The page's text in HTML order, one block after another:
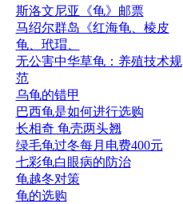
斯洛文尼亚《龟》邮票
马绍尔群岛《红海龟、棱皮
龟、玳瑁、
无公害中华草龟：养殖技术规
范
乌龟的错甲
巴西龟是如何进行选购
长相奇 龟壳两头翘
绿毛龟过冬每月电费400元
七彩龟白眼病的防治
龟越冬对策
龟的选购